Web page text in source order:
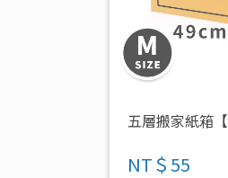
五層搬家紙箱【
NT＄55